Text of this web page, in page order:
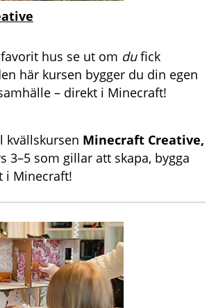
hus se ut om dufick
här kursen bygger du din egen
– direkt i Minecraft!
kvällskursen Minecraft Creative,
3–5 som gillar att skapa, bygga
i Minecraft!